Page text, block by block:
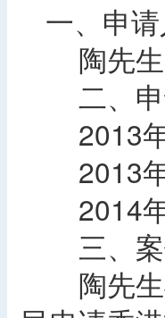
一、申
陶先生
二、申
2013年
2013年
2014年
三、案
陶先生